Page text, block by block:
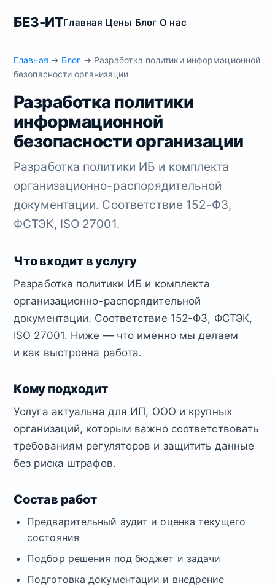
БЕЗ-ИТГлавная Цены Блог О нас
Главная → Блог → Разработка политики информационной
безопасности организации
Разработка политики
информационной
безопасности организации
Разработка политики ИБ и комплекта
организационно-распорядительной
документации. Соответствие 152-ФЗ,
ФСТЭК, ISO 27001.
Что входит в услугу
Разработка политики ИБ и комплекта
организационно-распорядительной
документации. Соответствие 152-ФЗ, ФСТЭК,
ISO 27001. Ниже — что именно мы делаем
и как выстроена работа.
Кому подходит
Услуга актуальна для ИП, ООО и крупных
организаций, которым важно соответствовать
требованиям регуляторов и защитить данные
без риска штрафов.
Состав работ
Предварительный аудит и оценка текущего
состояния
Подбор решения под бюджет и задачи
Подготовка документации и внедрение